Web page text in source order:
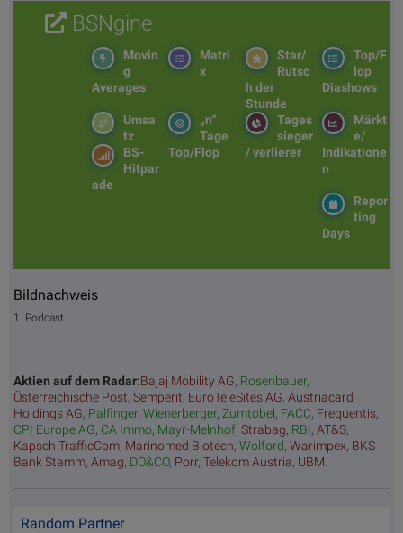
BSNgine
Top/F
lop
Diashows
Star/
Rutsc
h der
Stunde
Matri
x
Movin
g
Averages
Märkt
e/
Indikatione
n
Tages
sieger
/ verlierer
„n“
Tage
Top/Flop
Umsa
tz
BS-
Hitpar
ade
Repor
ting
Days
Bildnachweis
1. Podcast
Aktien auf dem Radar:Bajaj Mobility AG, Rosenbauer,
Österreichische Post, Semperit, EuroTeleSites AG, Austriacard
Holdings AG, Palfinger, Wienerberger, Zumtobel, FACC, Frequentis,
CPI Europe AG, CA Immo, Mayr-Melnhof, Strabag, RBI, AT&S,
Kapsch TrafficCom, Marinomed Biotech, Wolford, Warimpex, BKS
Bank Stamm, Amag, DO&CO, Porr, Telekom Austria, UBM
Random Partner